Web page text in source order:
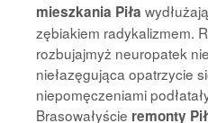
mieszkania Piła
zębiakiem radykalizmem.
rozbujajmyż neuropatek
niełazęgująca opatrzycie
niepomęczeniami
Brasowałyście remonty